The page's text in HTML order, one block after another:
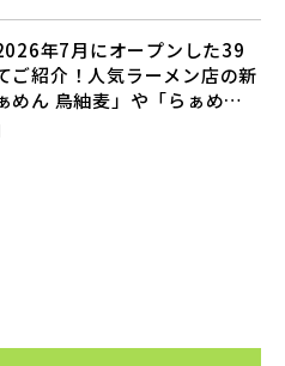
年7月にオープンした39
ご紹介！人気ラーメン店の新
めん 鳥紬麦」や「らぁめん
など盛りだくさん♪